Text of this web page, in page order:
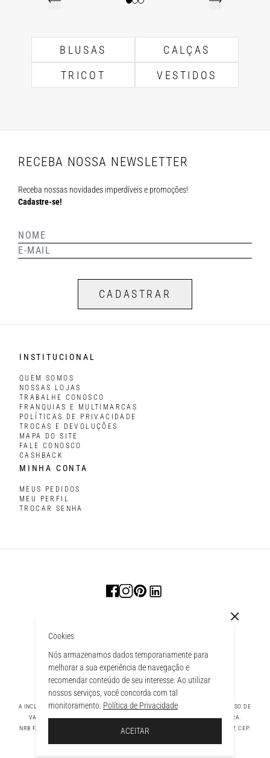
Cookies
Nós armazenamos dados temporariamente para
melhorar a sua experiência de navegação e
recomendar conteúdo de seu interesse. Ao utilizar
nossos serviços, você concorda com tal
monitoramento. Política de Privacidade
ACEITAR
BLUSAS
CALÇAS
TRICOT
VESTIDOS
SACOLA
RECEBA NOSSA NEWSLETTER
Receba nossas novidades imperdíveis e promoções!
Cadastre-se!
CADASTRAR
INSTITUCIONAL
QUEM SOMOS
NOSSAS LOJAS
TRABALHE CONOSCO
FRANQUIAS E MULTIMARCAS
POLÍTICAS DE PRIVACIDADE
TROCAS E DEVOLUÇÕES
MAPA DO SITE
FALE CONOSCO
CASHBACK
MINHA CONTA
MEUS PEDIDOS
MEU PERFIL
TROCAR SENHA
A INCLUSÃO DE UM PRODUTO NA SACOLA NÃO GARANTE SEU PREÇO. EM CASO DE
VARIAÇÃO, PREVALECERÁ O PREÇO VIGENTE NA FINALIZAÇÃO DA COMPRA.
NRB FASHION COMPANY LTDA - AV. TAMBORE, 1043 - TAMBORÉ BARUERI - SP, CEP: